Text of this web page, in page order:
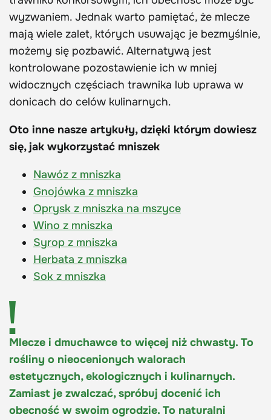
wyzwaniem. Jednak warto pamiętać, że mlecze
mają wiele zalet, których usuwając je bezmyślnie,
możemy się pozbawić. Alternatywą jest
kontrolowane pozostawienie ich w mniej
widocznych częściach trawnika lub uprawa w
donicach do celów kulinarnych.
Oto inne nasze artykuły, dzięki którym dowiesz
się, jak wykorzystać mniszek
Nawóz z mniszka
Gnojówka z mniszka
Oprysk z mniszka na mszyce
Wino z mniszka
Syrop z mniszka
Herbata z mniszka
Sok z mniszka
Mlecze i dmuchawce to więcej niż chwasty. To
rośliny o nieocenionych walorach
estetycznych, ekologicznych i kulinarnych.
Zamiast je zwalczać, spróbuj docenić ich
obecność w swoim ogrodzie. To naturalni